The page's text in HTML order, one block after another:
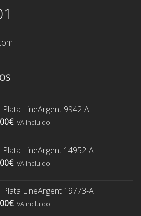
Plata LineArgent 9942-A
€El
es:
70,00€.
IVA incluido
Plata LineArgent 14952-A
€El
es:
70,00€.
IVA incluido
Plata LineArgent 19773-A
€ElIVA incluido